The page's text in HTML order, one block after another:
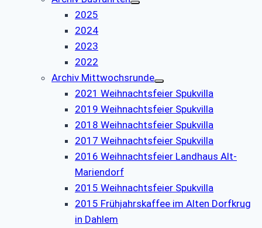
2025
2024
2023
2022
Archiv Mittwochsrunde
2021 Weihnachtsfeier Spukvilla
2019 Weihnachtsfeier Spukvilla
2018 Weihnachtsfeier Spukvilla
2017 Weihnachtsfeier Spukvilla
2016 Weihnachtsfeier Landhaus Alt-
Mariendorf
2015 Weihnachtsfeier Spukvilla
2015 Frühjahrskaffee im Alten Dorfkrug
in Dahlem